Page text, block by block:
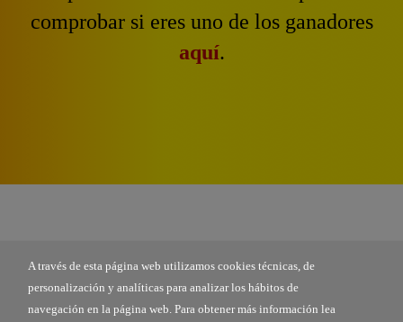
comprobar si eres uno de los ganadores
aquí.
A través de esta página web utilizamos cookies técnicas, de
personalización y analíticas para analizar los hábitos de
navegación en la página web. Para obtener más información lea